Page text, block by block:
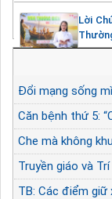
Lời
Đổi mạng sống
Căn bệnh thứ 5:
Che mà không
Truyền giáo và
TB: Các điểm